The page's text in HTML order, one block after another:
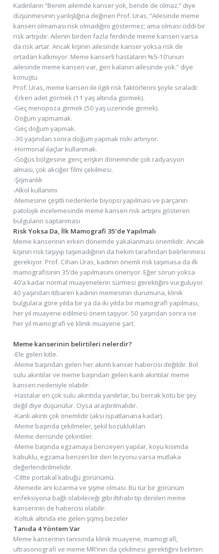
Kadınların “Benim ailemde kanser yok, bende de olmaz.” diye
düşünmesinin yanlışlığına değinen Prof. Uras, “Ailesinde meme
kanseri olmaması risk olmadığını göstermez; ama olması ciddi bir
risk artışıdır. Ailenin birden fazla ferdinde meme kanseri varsa
da risk artar. Ancak kişinin ailesinde kanser yoksa risk de
ortadan kalkmıyor. Meme kanserli hastaların %5-10’unun
ailesinde meme kanseri var, geri kalanın ailesinde yok.” diye
konuştu.
Prof. Uras, meme kanseri ile ilgili risk faktörlerini şöyle sıraladı:
-Erken adet görmek (11 yaş altında görmek).
-Geç menopoza girmek (50 yaş üzerinde girmek).
-Doğum yapmamak.
-Geç doğum yapmak.
-30 yaşından sonra doğum yapmak riski artırıyor.
-Hormonal ilaçlar kullanmak.
-Göğüs bölgesine genç erişkin döneminde çok radyasyon
alması, çok akciğer filmi çekilmesi.
-Şişmanlık
-Alkol kullanımı
-Memesine çeşitli nedenlerle biyopsi yapılması ve parçanın
patolojik incelemesinde meme kanseri risk artışını gösteren
bulguların saptanması
Risk Yoksa Da, İlk Mamografi 35’de Yapılmalı
Meme kanserinin erken dönemde yakalanması önemlidir. Ancak
kişinin risk taşıyıp taşımadığının da hekim tarafından belirlenmesi
gerekiyor. Prof. Cihan Uras, kadının önemli risk taşımasa da ilk
mamografisinin 35’de yapılmasını öneriyor. Eğer sorun yoksa
40’a kadar normal muayenelerin sürmesi gerektiğini vurguluyor.
40 yaşından itibaren kadının memesinin durumuna, klinik
bulgulara göre yılda bir ya da iki yılda bir mamografi yapılması,
her yıl muayene edilmesi önem taşıyor. 50 yaşından sonra ise
her yıl mamografi ve klinik muayene şart.
Meme kanserinin belirtileri nelerdir?
-Ele gelen kitle.
-Meme başından gelen her akıntı kanser habercisi değildir. Bol
sulu akıntılar ve meme başından gelen kanlı akıntılar meme
kanseri nedeniyle olabilir.
-Hastalar en çok sulu akıntıda yanılırlar, bu berrak kötü bir şey
değil diye düşünülür. Oysa araştırılmalıdır.
-Kanlı akıntı çok önemlidir (aksi ispatlanana kadar).
-Meme başında çekilmeler, şekil bozuklukları.
-Meme derisinde çekintiler.
-Meme başında egzamaya benzeyen yapılar, koyu kısımda
kabuklu, egzama benzeri bir deri lezyonu varsa mutlaka
değerlendirilmelidir.
-Ciltte portakal kabuğu görünümü.
-Memede ani kızarma ve şişme olması. Bu tür bir görünüm
enfeksiyona bağlı olabileceği gibi iltihabi tip denilen meme
kanserinin de habercisi olabilir.
-Koltuk altında ele gelen şişmiş bezeler
Tanıda 4 Yöntem Var
Meme kanserinin tanısında klinik muayene, mamografi,
ultrasonografi ve meme MR’ının da çekilmesi gerektiğini belirten